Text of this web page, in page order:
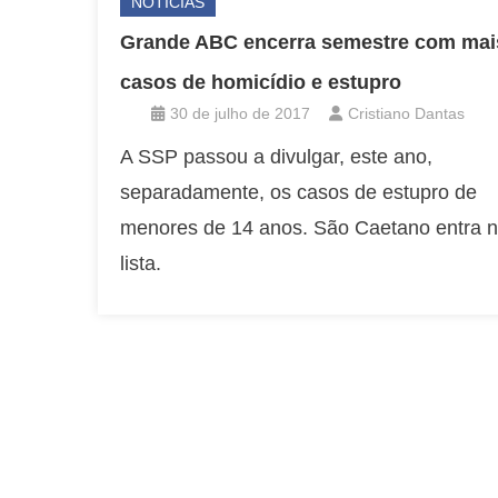
Grande ABC encerra semestre com
casos de homicídio e estupro
30 de julho de 2017 Cristiano Dantas
A SSP passou a divulgar, este ano,
separadamente, os casos de estupro de
menores de 14 anos. São Caetano entra
lista.